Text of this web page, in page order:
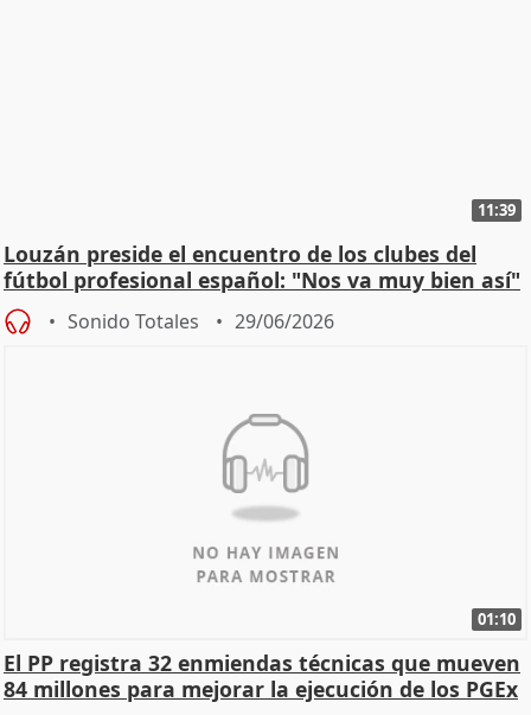
11:39
Louzán preside el encuentro de los clubes del
fútbol profesional español: "Nos va muy bien así"
Sonido Totales 29/06/2026
01:10
El PP registra 32 enmiendas técnicas que mueven
84 millones para mejorar la ejecución de los PGEx